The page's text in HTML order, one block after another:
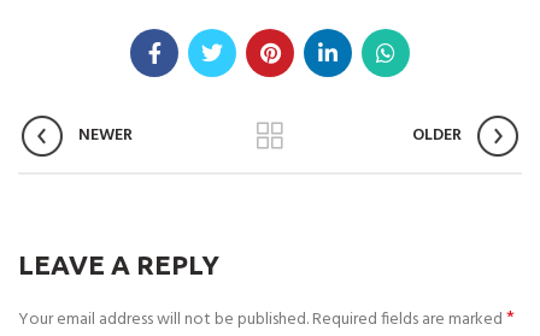
NEWER OLDER
LEAVE A REPLY
Your email address will not be published.Required fields are marked*